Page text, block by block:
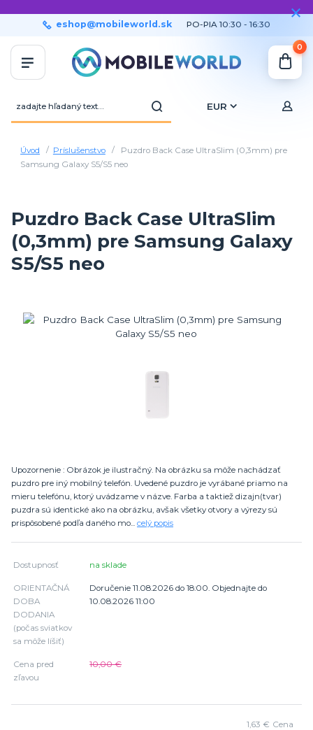
EUR
eshop@mobileworld.sk PO-PIA 10:30 - 16:30
0
Úvod Príslušenstvo
Puzdro Back Case UltraSlim (0,3mm) pre
Samsung Galaxy S5/S5 neo
Puzdro Back Case UltraSlim
(0,3mm) pre Samsung Galaxy
S5/S5 neo
Upozornenie : Obrázok je ilustračný. Na obrázku sa môže nachádzať
puzdro pre iný mobilný telefón. Uvedené puzdro je vyrábané priamo na
mieru telefónu, ktorý uvádzame v názve. Farba a taktiež dizajn(tvar)
puzdra sú identické ako na obrázku, avšak všetky otvory a výrezy sú
prispôsobené podľa daného mo... celý popis
Dostupnosť na sklade
ORIENTAČNÁ
DOBA
DODANIA
(počas sviatkov
sa môže líšiť)
Doručenie 11.08.2026 do 18:00. Objednajte do
10.08.2026 11:00
Cena pred
zľavou
10,00 €
1,63 € Cena